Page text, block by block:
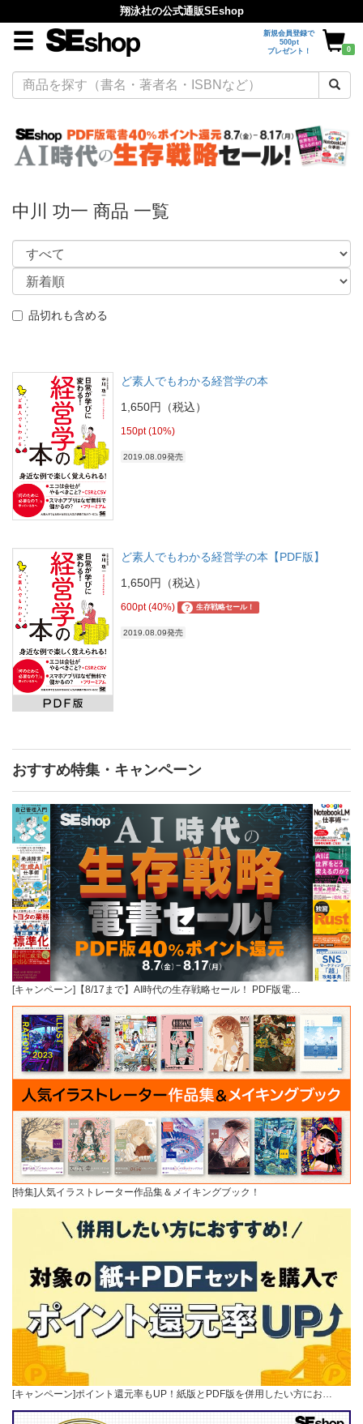
翔泳社の公式通販SEshop
新規会員登録で
500pt
プレゼント！
0
中川 功一 商品 一覧
品切れも含める
ど素人でもわかる経営学の本
1,650円（税込）
150pt (10%)
2019.08.09発売
ど素人でもわかる経営学の本【PDF版】
1,650円（税込）
600pt (40%) ? 生存戦略セール！
2019.08.09発売
おすすめ特集・キャンペーン
[キャンペーン]【8/17まで】AI時代の生存戦略セール！ PDF版電…
[特集]人気イラストレーター作品集＆メイキングブック！
[キャンペーン]ポイント還元率もUP！紙版とPDF版を併用したい方にお…